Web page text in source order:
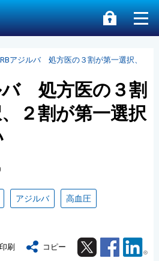
アジルバ 処方医の３割が第一選択、
バ 処方医の３割
２割が第一選択
アジルバ 高血圧
印刷 コピー Twitter Facebook